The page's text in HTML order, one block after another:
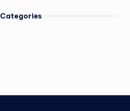
Categories